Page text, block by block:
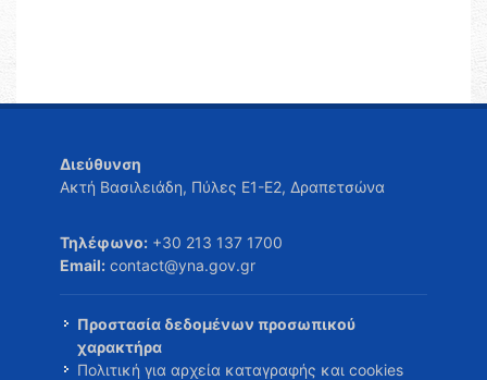
Διεύθυνση
Ακτή Βασιλειάδη, Πύλες Ε1-Ε2, Δραπετσώνα
Τηλέφωνο: +30 213 137 1700
Email: contact@yna.gov.gr
Προστασία δεδομένων προσωπικού
χαρακτήρα
Πολιτική για αρχεία καταγραφής και cookies